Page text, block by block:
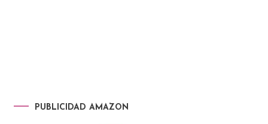
PUBLICIDAD AMAZON